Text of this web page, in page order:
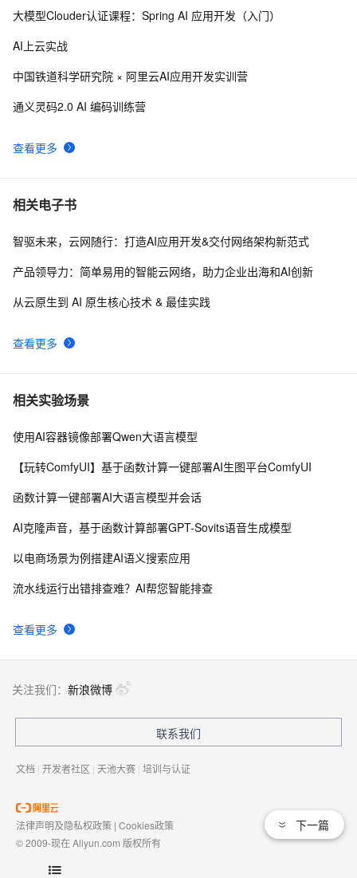
能数据平台设计思路
10Llama 3.3：Meta AI 开源新的纯文本语言模型，专注于
查看更多
大模型Clouder认证课程：Spring AI 应用开发（入门）
AI上云实战
中国铁道科学研究院 × 阿里云AI应用开发实训营
通义灵码2.0 AI 编码训练营
相关电子书
查看更多
智驱未来，云网随行：打造AI应用开发&交付网络架构新范式
产品领导力：简单易用的智能云网络，助力企业出海和AI创新
从云原生到 AI 原生核心技术 & 最佳实践
相关实验场景
查看更多
使用AI容器镜像部署Qwen大语言模型
【玩转ComfyUI】基于函数计算一键部署AI生图平台ComfyUI
函数计算一键部署AI大语言模型并会话
AI克隆声音，基于函数计算部署GPT-Sovits语音生成模型
以电商场景为例搭建AI语义搜索应用
流水线运行出错排查难？AI帮您智能排查
下一篇
关注我们： 新浪微博
联系我们
文档 | 开发者社区 | 天池大赛 | 培训与认证
法律声明及隐私权政策 | Cookies政策
© 2009-现在 Aliyun.com 版权所有